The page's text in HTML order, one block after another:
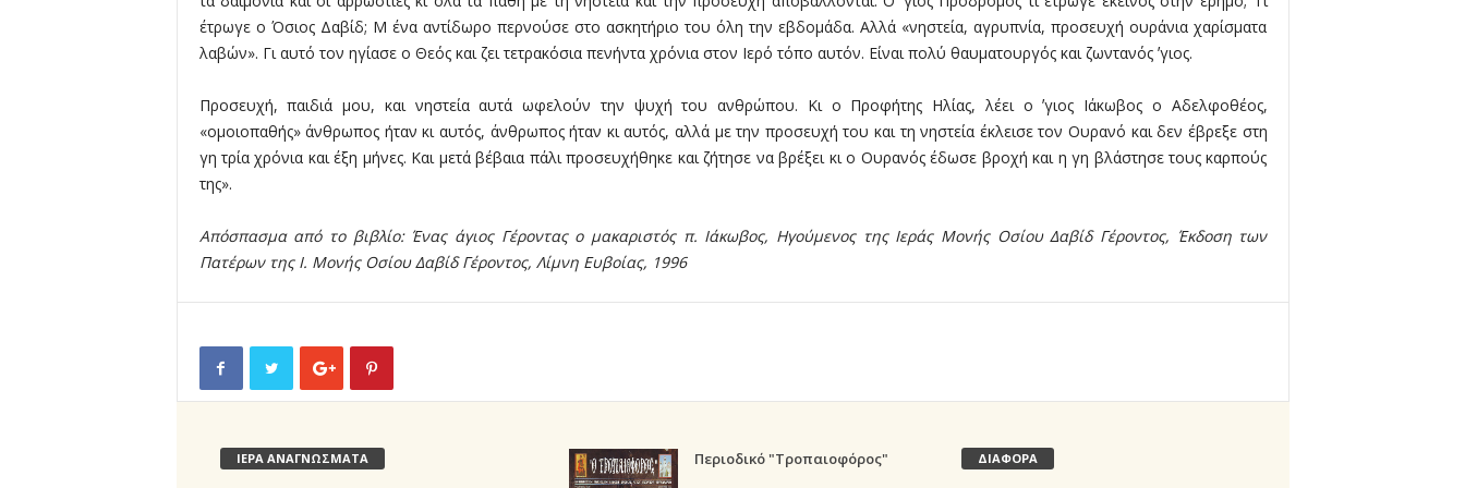
έτρωγε ο Όσιος Δαβίδ; Μ ένα αντίδωρο περνούσε στο ασκητήριο του όλη την εβδομάδα. Αλλά «νηστεία, αγρυπνία, προσευχή ουράνια χαρίσματα
λαβών». Γι αυτό τον ηγίασε ο Θεός και ζει τετρακόσια πενήντα χρόνια στον Ιερό τόπο αυτόν. Είναι πολύ θαυματουργός και ζωντανός ʼγιος.
Προσευχή, παιδιά μου, και νηστεία αυτά ωφελούν την ψυχή του ανθρώπου. Κι ο Προφήτης Ηλίας, λέει ο ʼγιος Ιάκωβος ο Αδελφοθέος,
«ομοιοπαθής» άνθρωπος ήταν κι αυτός, άνθρωπος ήταν κι αυτός, αλλά με την προσευχή του και τη νηστεία έκλεισε τον Ουρανό και δεν έβρεξε στη
γη τρία χρόνια και έξη μήνες. Και μετά βέβαια πάλι προσευχήθηκε και ζήτησε να βρέξει κι ο Ουρανός έδωσε βροχή και η γη βλάστησε τους καρπούς
της».
Απόσπασμα από το βιβλίο: Ένας άγιος Γέροντας ο μακαριστός π. Ιάκωβος, Ηγούμενος της Ιεράς Μονής Οσίου Δαβίδ Γέροντος, Έκδοση των
Πατέρων της Ι. Μονής Οσίου Δαβίδ Γέροντος, Λίμνη Ευβοίας, 1996
ΙΕΡΑ ΑΝΑΓΝΩΣΜΑΤΑ Περιοδικό "Τροπαιοφόρος" ΔΙΑΦΟΡΑ